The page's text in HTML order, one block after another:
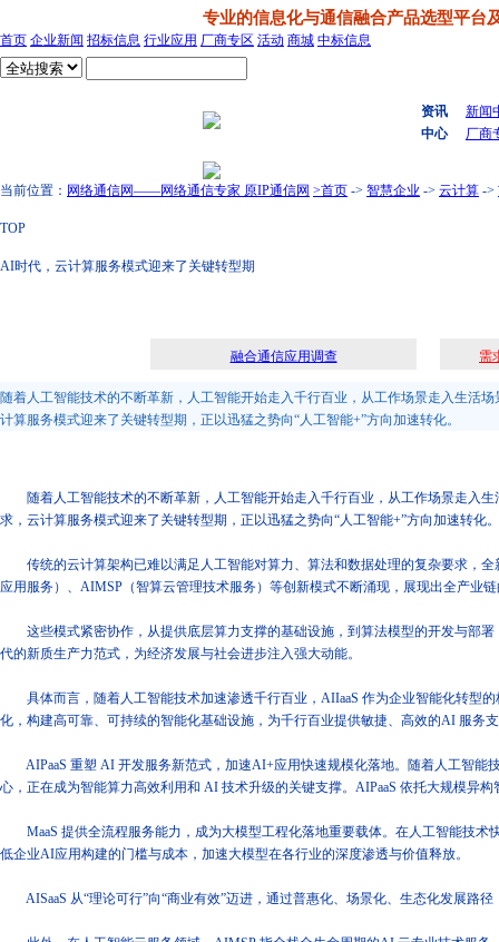
专业的信息化与通信融合产品选型平台
首页 企业新闻 招标信息 行业应用 厂商专区 活动 商城 中标信息
资讯
中心
新闻
厂商
当前位置： 网络通信网——网络通信专家 原IP通信网 >首页 -> 智慧企业 -> 云计算 ->
TOP
AI时代，云计算服务模式迎来了关键转型期
融合通信应用调查 需
随着人工智能技术的不断革新，人工智能开始走入千行百业，从工作场景走入生活
计算服务模式迎来了关键转型期，正以迅猛之势向“人工智能+”方向加速转化。
随着人工智能技术的不断革新，人工智能开始走入千行百业，从工作场景走入生
求，云计算服务模式迎来了关键转型期，正以迅猛之势向“人工智能+”方向加速转化。
传统的云计算架构已难以满足人工智能对算力、算法和数据处理的复杂要求，全
应用服务）、AIMSP（智算云管理技术服务）等创新模式不断涌现，展现出全产业
这些模式紧密协作，从提供底层算力支撑的基础设施，到算法模型的开发与部署
代的新质生产力范式，为经济发展与社会进步注入强大动能。
具体而言，随着人工智能技术加速渗透千行百业，AIIaaS 作为企业智能化转型的
化，构建高可靠、可持续的智能化基础设施，为千行百业提供敏捷、高效的AI 服务
AIPaaS 重塑 AI 开发服务新范式，加速AI+应用快速规模化落地。随着人工智能
心，正在成为智能算力高效利用和 AI 技术升级的关键支撑。AIPaaS 依托大规模异
MaaS 提供全流程服务能力，成为大模型工程化落地重要载体。在人工智能技术
低企业AI应用构建的门槛与成本，加速大模型在各行业的深度渗透与价值释放。
AISaaS 从“理论可行”向“商业有效”迈进，通过普惠化、场景化、生态化发展路